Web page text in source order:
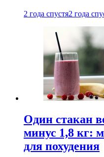
2 года спустя2 года
Один стакан
минус 1,8 кг:
для похудения